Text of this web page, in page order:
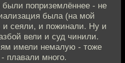
поприземлённее - не
была (на мой
и сеяли, и пожинали. Ну и
вели и суд чинили.
имели немалую - тоже
плавали много.